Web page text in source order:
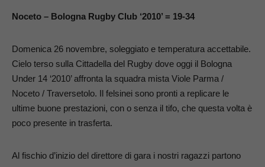
Noceto – Bologna Rugby Club ‘2010’ = 19-34
Domenica 26 novembre, soleggiato e temperatura accettabile.
Cielo terso sulla Cittadella del Rugby dove oggi il Bologna
Under 14 ‘2010’ affronta la squadra mista Viole Parma /
Noceto / Traversetolo. Il felsinei sono pronti a replicare le
ultime buone prestazioni, con o senza il tifo, che questa volta è
poco presente in trasferta.
Al fischio d’inizio del direttore di gara i nostri ragazzi partono